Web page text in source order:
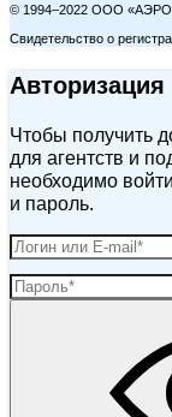
© 1994–2022 ООО
Свидетельство о
Авторизация
Чтобы получить
для агентств и
необходимо
и пароль.